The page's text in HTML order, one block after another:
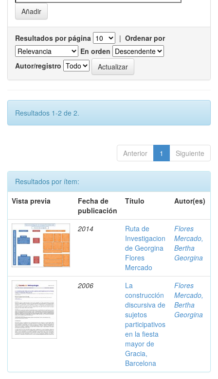
Resultados por página | Ordenar por
En orden
Autor/registro
Resultados 1-2 de 2.
Anterior 1 Siguiente
Resultados por ítem:
Vista previa
Fecha de
publicación
Título Autor(es)
2014
Ruta de
Investigacion
de Georgina
Flores
Mercado
Flores
Mercado,
Bertha
Georgina
2006
La
construcción
discursiva de
sujetos
participativos
en la fiesta
mayor de
Gracia,
Barcelona
Flores
Mercado,
Bertha
Georgina